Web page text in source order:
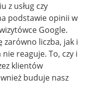
z usług czy
podstawie opinii w
Google.
zarówno liczba, jak i
reaguje. To, czy i
klientów
buduje nasz